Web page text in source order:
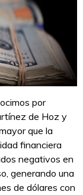
por
de Hoz y
que la
financiera
negativos en
generando una
de dólares con